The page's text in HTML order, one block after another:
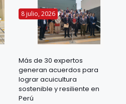
8 julio, 2026
Más de 30 expertos
generan acuerdos para
lograr acuicultura
sostenible y resiliente en
Perú